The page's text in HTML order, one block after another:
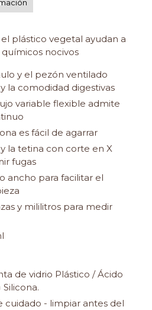
el plástico vegetal ayudan a
nocivos
y el pezón ventilado
la comodidad digestivas
variable flexible admite
es fácil de agarrar
la tetina con corte en X
fugas
ancho para facilitar el
y mililitros para medir
de vidrio Plástico / Ácido
cuidado - limpiar antes del